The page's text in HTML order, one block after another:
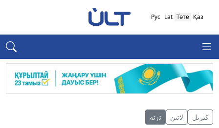
Қаз
Төте
Lat
Рус
كىرىل لاتىن تٶتە